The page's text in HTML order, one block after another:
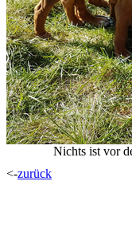
Nichts ist vor
<-zurück